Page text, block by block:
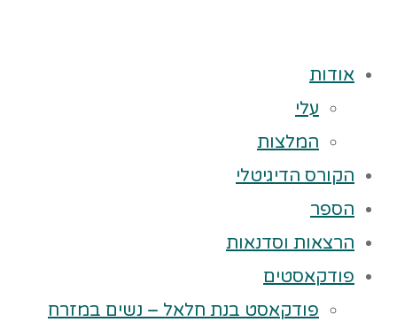
אודות
עלי
המלצות
הקורס הדיגיטלי
הספר
הרצאות וסדנאות
פודקאסטים
פודקאסט בנת חלאל – נשים במזרח